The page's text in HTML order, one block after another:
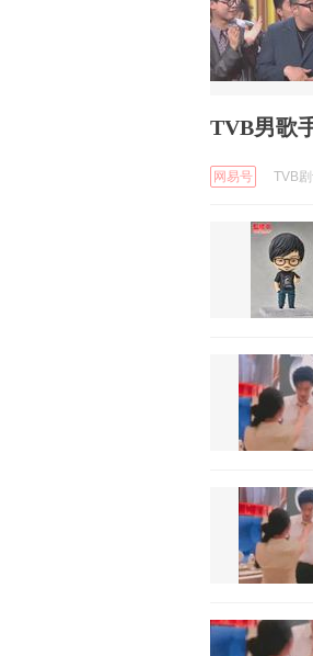
TVB男歌
网易号 TVB